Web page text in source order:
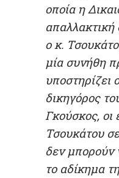
οποία η
απαλλακτική
ο κ.
μία συνήθη
υποστηρίζει
δικηγόρος
Γκούσκος, οι
Τσουκάτου
δεν μπορούν
το αδίκημα